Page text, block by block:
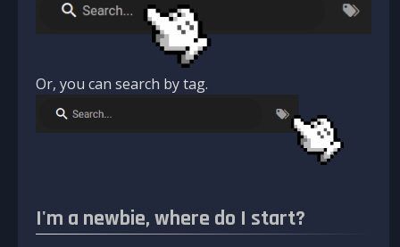
Or, you can search by tag.
I'm a newbie, where do I start?